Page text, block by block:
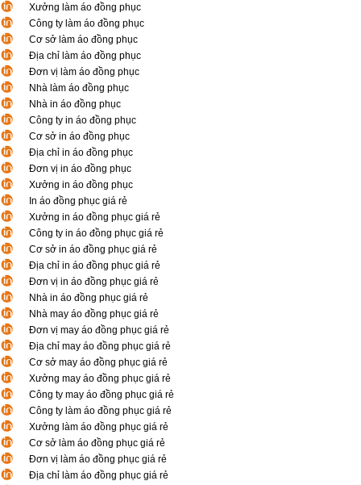
Xưởng làm áo đồng phục
Công ty làm áo đồng phục
Cơ sở làm áo đồng phục
Địa chỉ làm áo đồng phục
Đơn vị làm áo đồng phục
Nhà làm áo đồng phục
Nhà in áo đồng phục
Công ty in áo đồng phục
Cơ sở in áo đồng phục
Địa chỉ in áo đồng phục
Đơn vị in áo đồng phục
Xưởng in áo đồng phục
In áo đồng phục giá rẻ
Xưởng in áo đồng phục giá rẻ
Công ty in áo đồng phục giá rẻ
Cơ sở in áo đồng phục giá rẻ
Địa chỉ in áo đồng phục giá rẻ
Đơn vị in áo đồng phục giá rẻ
Nhà in áo đồng phục giá rẻ
Nhà may áo đồng phục giá rẻ
Đơn vị may áo đồng phục giá rẻ
Địa chỉ may áo đồng phục giá rẻ
Cơ sở may áo đồng phục giá rẻ
Xưởng may áo đồng phục giá rẻ
Công ty may áo đồng phục giá rẻ
Công ty làm áo đồng phục giá rẻ
Xưởng làm áo đồng phục giá rẻ
Cơ sở làm áo đồng phục giá rẻ
Đơn vị làm áo đồng phục giá rẻ
Địa chỉ làm áo đồng phục giá rẻ